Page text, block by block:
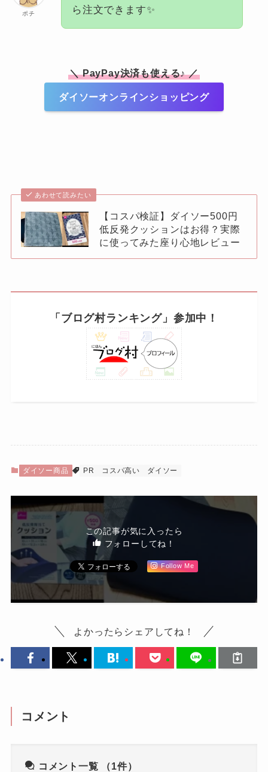
ポチ
ら注文できます✨
＼ PayPay決済も使える♪ ／
ダイソーオンラインショッピング
あわせて読みたい
【コスパ検証】ダイソー500円
低反発クッションはお得？実際
に使ってみた座り心地レビュー
「ブログ村ランキング」参加中！
ダイソー商品 PR コスパ高い ダイソー
この記事が気に入ったら
フォローしてね！
Follow Me
よかったらシェアしてね！
コメント
コメント一覧 （1件）